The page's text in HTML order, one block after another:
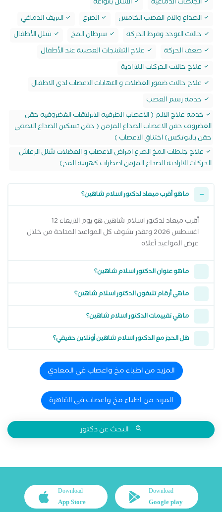
الجلطات الدماغية
الشلل بأنواعه
الصداع والام العصب الخامس
الصرع
النزيف الدماغي
حالات التوحد وفرط الحركة
سرطان المخ
شلل الأطفال
ضعف الحركة
علاج التشنجات العصبية عند الأطفال
علاج حالات الحركات اللارادية
علاج حالات ضمور العضلات و التهابات الاعصاب لدى الاطفال
خدمه رسم العصب
خدمه علاج الالم ( الاعصاب الطرفيه الانزلاقات الغضروفيه حقن
الغضروف حقن الاعصاب الصداع المزمن ( حقن تسكين الصداع النصفي
حقن بالبوتكس) اختناق الاعصاب )
علاج جلطات المخ الصرع امراض الاعصاب و العضلات شلل الرعاش
الحركات الااراديه الصداع المزمن اضطراب كهربيه المخ)
ما هو أقرب ميعاد لدكتور اسلام شاهين؟
أقرب ميعاد لدكتور اسلام شاهين هو يوم الاربعاء 12
اغسطس 2026 وتقدر تشوف كل المواعيد المتاحة من خلال
عرض المواعيد أعلاه
ما هو عنوان الدكتور اسلام شاهين؟
ما هي أرقام تليفون الدكتور اسلام شاهين؟
ما هي تقييمات الدكتور اسلام شاهين؟
هل الحجز مع الدكتور اسلام شاهين أونلاين حقيقي؟
المزيد من اطباء مخ واعصاب في المعادي
المزيد من اطباء مخ واعصاب في القاهرة
البحث عن دكتور
Download
Google play
Download
App Store